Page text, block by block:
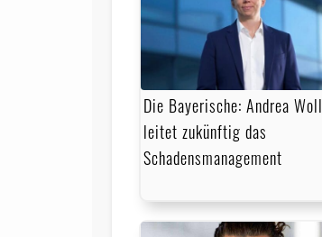
Die Bayerische: Andrea Woll
leitet zukünftig das
Schadensmanagement